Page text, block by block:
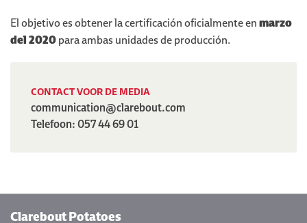
El objetivo es obtener la certificación oficialmente enmarzo
del 2020para ambas unidades de producción.
CONTACT VOOR DE MEDIA
communication@clarebout.com
Telefoon: 057 44 69 01
Clarebout Potatoes